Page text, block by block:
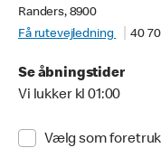
Randers, 8900
Få rutevejledning
40
Se åbningstider
Vi lukker kl 01:00
Vælg som